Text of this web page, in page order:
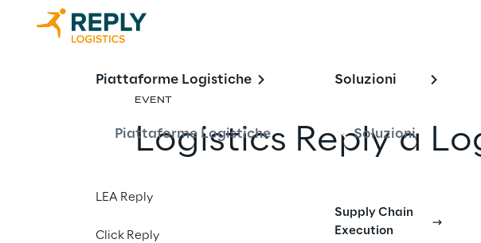
Piattaforme Logistiche
Piattaforme Logistiche
LEA Reply
Click Reply
Soluzioni
Soluzioni
Supply Chain
Execution
EVENT
Logistics Reply a